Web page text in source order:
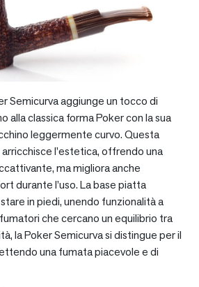
Semicurva aggiunge un tocco di
alla classica forma Poker con la sua
leggermente curvo. Questa
l’estetica, offrendo una
ma migliora anche
durante l’uso. La base piatta
in piedi, unendo funzionalità a
che cercano un equilibrio tra
la Poker Semicurva si distingue per il
una fumata piacevole e di